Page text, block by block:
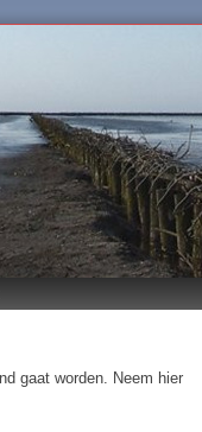
gaat worden. Neem hier